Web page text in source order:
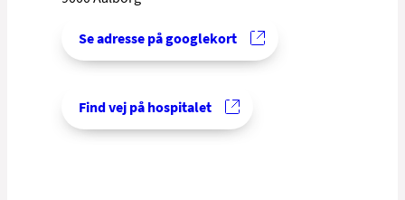
Se adresse på googlekort
Find vej på hospitalet